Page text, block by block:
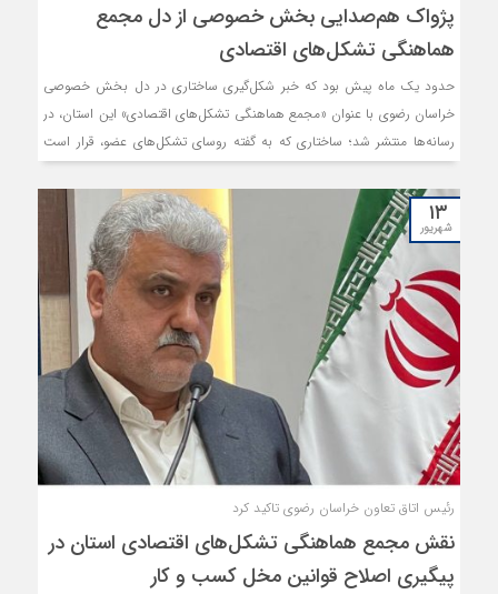
پژواک هم‌صدایی بخش خصوصی از دل مجمع
هماهنگی تشکل‌های اقتصادی
حدود یک ماه پیش بود که خبر شکل‌گیری ساختاری در دل بخش خصوصی
خراسان رضوی با عنوان «مجمع هماهنگی تشکل‌های اقتصادی» این استان، در
رسانه‌ها منتشر شد؛ ساختاری که به گفته روسای تشکل‌های عضو، قرار است
۱۳
شهریور
رئیس اتاق تعاون خراسان رضوی تاکید کرد
نقش مجمع هماهنگی تشکل‌های اقتصادی استان در
پیگیری اصلاح قوانین مخل کسب و کار